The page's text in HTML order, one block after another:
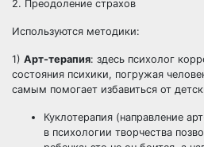
2. Преодоление страхов
Используются методики:
1) Арт-терапия: здесь психолог
состояния психики, погружая
самым помогает избавиться от
Куклотерапия (направление
в психологии творчества